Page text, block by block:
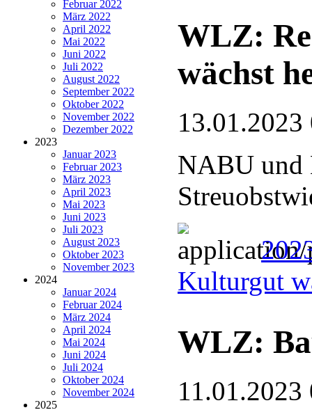
Februar 2022
März 2022
April 2022
Mai 2022
Juni 2022
Juli 2022
August 2022
September 2022
Oktober 2022
November 2022
Dezember 2022
2023
Januar 2023
Februar 2023
März 2023
April 2023
Mai 2023
Juni 2023
Juli 2023
August 2023
Oktober 2023
November 2023
2024
Januar 2024
Februar 2024
März 2024
April 2024
Mai 2024
Juni 2024
Juli 2024
Oktober 2024
November 2024
2025
WLZ:
wächst
13.01.2023
NABU und
Kulturgut
WLZ:
11.01.2023